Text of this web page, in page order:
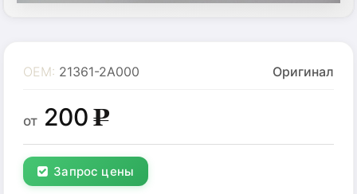
OEM: 21361-2A000 Оригинал
от 200g
Запрос цены